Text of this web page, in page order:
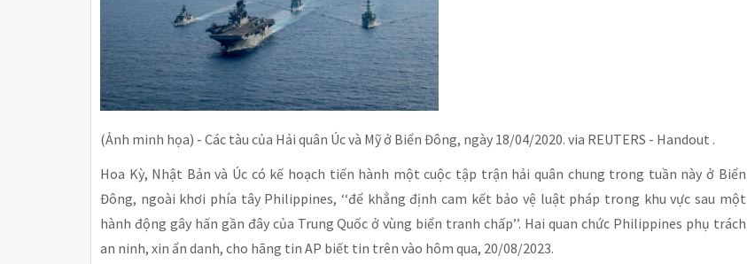
(Ảnh minh họa) - Các tàu của Hải quân Úc và Mỹ ở Biển Đông, ngày 18/04/2020. via REUTERS - Handout .
Hoa Kỳ, Nhật Bản và Úc có kế hoạch tiến hành một cuộc tập trận hải quân chung trong tuần này ở Biển
Đông, ngoài khơi phía tây Philippines, ‘‘để khẳng định cam kết bảo vệ luật pháp trong khu vực sau một
hành động gây hấn gần đây của Trung Quốc ở vùng biển tranh chấp’’. Hai quan chức Philippines phụ trách
an ninh, xin ẩn danh, cho hãng tin AP biết tin trên vào hôm qua, 20/08/2023.